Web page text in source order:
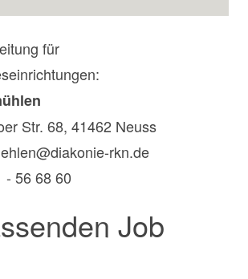
für
Str. 68, 41462 Neuss
rkn.de
- 56 68 60
Job